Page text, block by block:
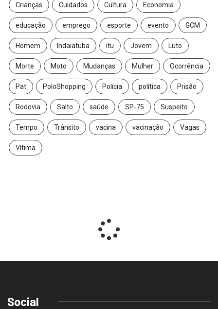
Crianças Cuidados Cultura Economia
educação emprego esporte evento GCM
Homem Indaiatuba itu Jovem Luto
Morte Moto Mudanças Mulher Ocorrência
Pat PoloShopping Polícia política Prisão
Rodovia Salto saúde SP-75 Suspeito
Tempo Trânsito vacina vacinação Vagas
Vítima
Social